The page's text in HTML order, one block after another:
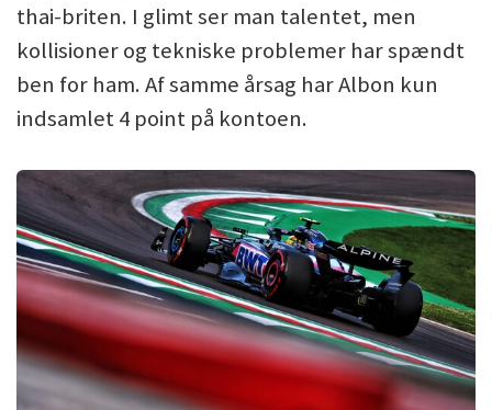
thai-briten. I glimt ser man talentet, men
kollisioner og tekniske problemer har spændt
ben for ham. Af samme årsag har Albon kun
indsamlet 4 point på kontoen.